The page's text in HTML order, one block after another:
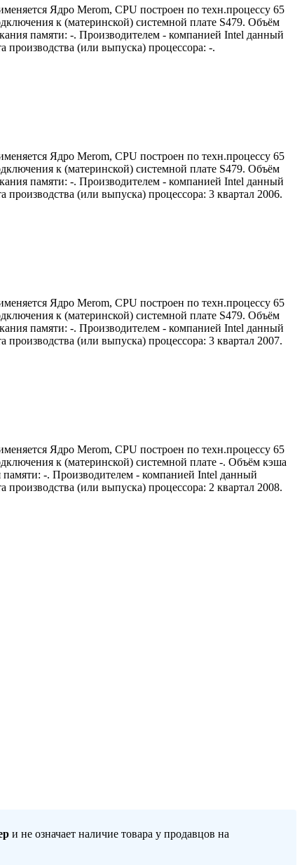
Ядро Merom, CPU построен по техн.процессу 65
к (материнской) системной плате S479. Объём
памяти: -. Производителем - компанией Intel данный
(или выпуска) процессора: -.
Ядро Merom, CPU построен по техн.процессу 65
к (материнской) системной плате S479. Объём
памяти: -. Производителем - компанией Intel данный
(или выпуска) процессора: 3 квартал 2006.
Ядро Merom, CPU построен по техн.процессу 65
к (материнской) системной плате S479. Объём
памяти: -. Производителем - компанией Intel данный
(или выпуска) процессора: 3 квартал 2007.
Ядро Merom, CPU построен по техн.процессу 65
к (материнской) системной плате -. Объём кэша
памяти: -. Производителем - компанией Intel данный
(или выпуска) процессора: 2 квартал 2008.
и не означает наличие товара у продавцов на